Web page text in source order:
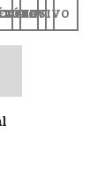
+CV